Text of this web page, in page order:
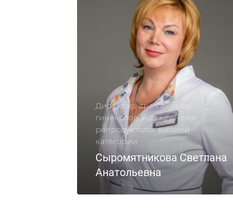
Директор, врач акушер-
гинеколог, эндокринолог,
репродуктолог высшей
категории
Сыромятникова Светлана
Анатольевна